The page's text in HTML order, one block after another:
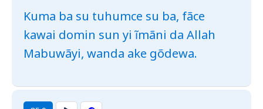
Kuma ba su tuhumce su ba, fãce
kawai domin sun yi ĩmãni da Allah
Mabuwãyi, wanda ake gõdewa.